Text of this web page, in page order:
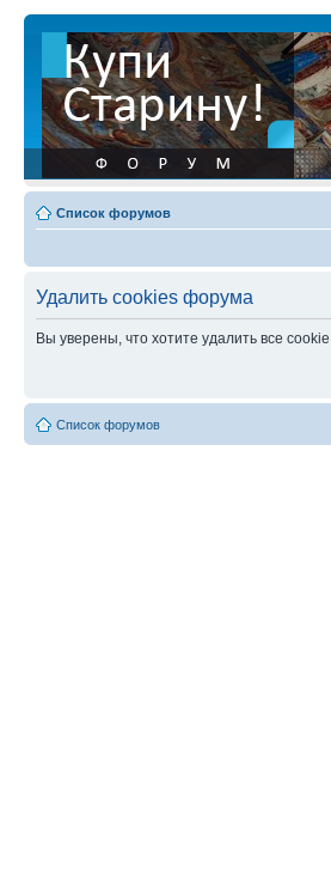
Список форумов
Удалить cookies форума
Вы уверены, что хотите удалить все
Список форумов